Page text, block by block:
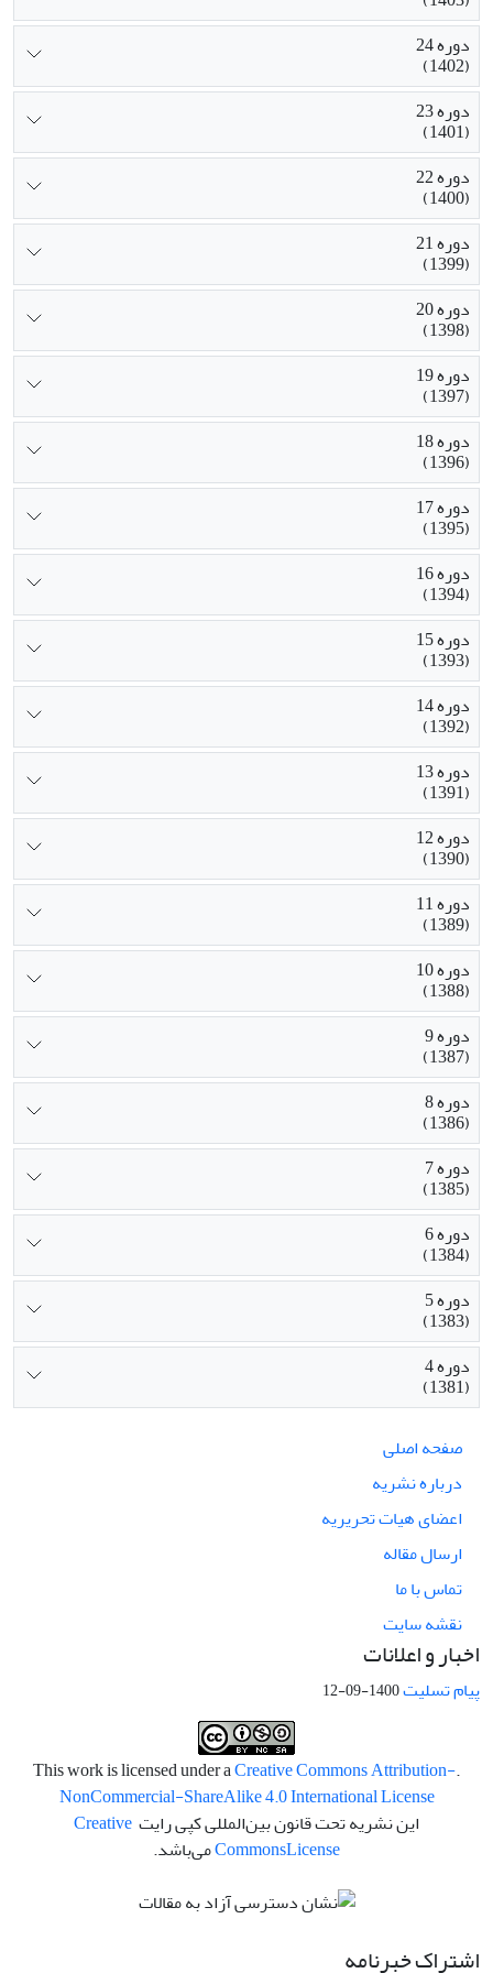
دوره 24
(1402)
دوره 23
(1401)
دوره 22
(1400)
دوره 21
(1399)
دوره 20
(1398)
دوره 19
(1397)
دوره 18
(1396)
دوره 17
(1395)
دوره 16
(1394)
دوره 15
(1393)
دوره 14
(1392)
دوره 13
(1391)
دوره 12
(1390)
دوره 11
(1389)
دوره 10
(1388)
دوره 9
(1387)
دوره 8
(1386)
دوره 7
(1385)
دوره 6
(1384)
دوره 5
(1383)
دوره 4
(1381)
صفحه اصلی
درباره نشریه
اعضای هیات تحریریه
ارسال مقاله
تماس با ما
نقشه سایت
اخبار و اعلانات
پیام تسلیت1400-09-12
.This work is licensed under a
Creative Commons Attribution-
NonCommercial-ShareAlike 4.0 International License
این نشریه تحت قانون بین‌المللی کپی رایت Creative
CommonsLicense می‌باشد.
اشتراک خبرنامه